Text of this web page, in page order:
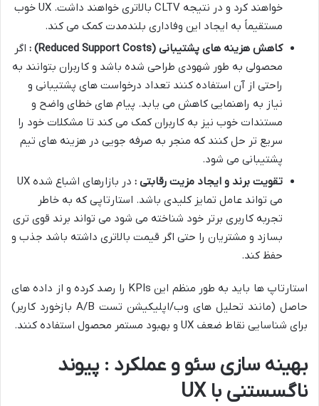
خواهند کرد و در نتیجه CLTV بالاتری خواهند داشت. UX خوب
مستقیماً به ایجاد این وفاداری بلندمدت کمک می کند.
کاهش هزینه های پشتیبانی (Reduced Support Costs)
: اگر
محصولی به طور شهودی طراحی شده باشد و کاربران بتوانند به
راحتی از آن استفاده کنند تعداد درخواست های پشتیبانی و
نیاز به راهنمایی کاهش می یابد. پیام های خطای واضح و
مستندات خوب نیز به کاربران کمک می کند تا مشکلات خود را
سریع تر حل کنند که منجر به صرفه جویی در هزینه های تیم
پشتیبانی می شود.
تقویت برند و ایجاد مزیت رقابتی :
در بازارهای اشباع شده UX
می تواند عامل تمایز کلیدی باشد. استارتاپی که به خاطر
تجربه کاربری برتر خود شناخته می شود می تواند برند قوی تری
بسازد و مشتریان را حتی اگر قیمت بالاتری داشته باشد جذب و
حفظ کند.
استارتاپ ها باید به طور منظم این KPIs را رصد کرده و از داده های
حاصل (مانند تحلیل های وب/اپلیکیشن تست A/B بازخورد کاربر)
برای شناسایی نقاط ضعف UX و بهبود مستمر محصول استفاده کنند.
بهینه سازی سئو و عملکرد : پیوند
ناگسستنی با UX